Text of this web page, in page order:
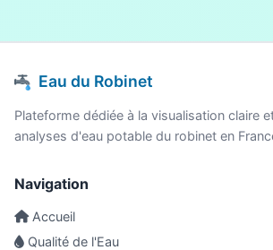
Eau du Robinet
Plateforme dédiée à la visualisation claire
analyses d'eau potable du robinet en
Navigation
Accueil
Qualité de l'Eau